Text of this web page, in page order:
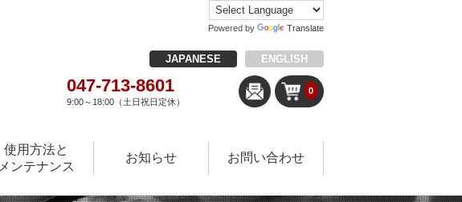
Powered by Translate
JAPANESE ENGLISH
047-713-8601
9:00～18:00（土日祝日定休）
0
使用方法と
メンテナンス
お知らせ お問い合わせ